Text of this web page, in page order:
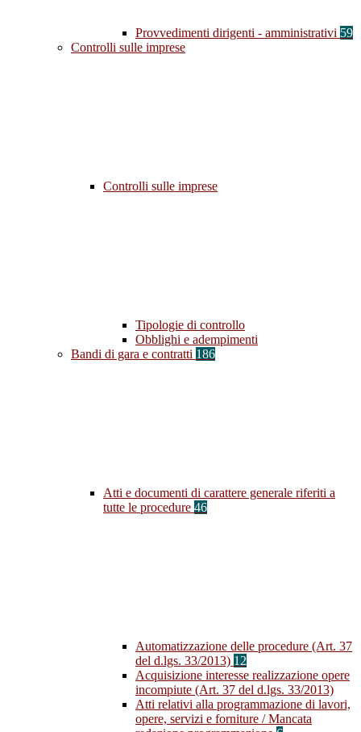
Provvedimenti dirigenti - amministrativi 59
Controlli sulle imprese
Controlli sulle imprese
Tipologie di controllo
Obblighi e adempimenti
Bandi di gara e contratti 186
Atti e documenti di carattere generale riferiti a
tutte le procedure 46
Automatizzazione delle procedure (Art. 37
del d.lgs. 33/2013) 12
Acquisizione interesse realizzazione opere
incompiute (Art. 37 del d.lgs. 33/2013)
Atti relativi alla programmazione di lavori,
opere, servizi e forniture / Mancata